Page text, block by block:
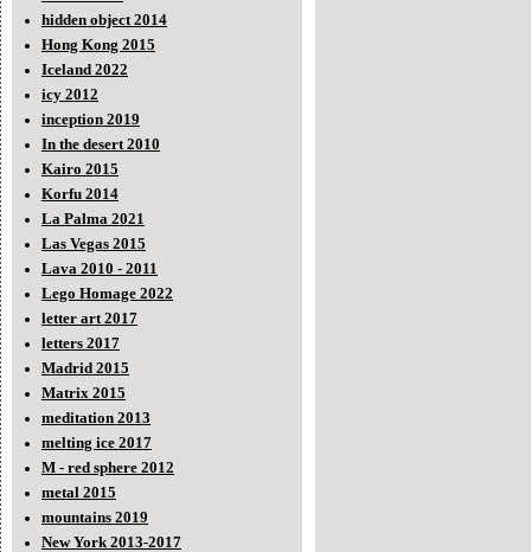
hidden object 2014
Hong Kong 2015
Iceland 2022
icy 2012
inception 2019
In the desert 2010
Kairo 2015
Korfu 2014
La Palma 2021
Las Vegas 2015
Lava 2010 - 2011
Lego Homage 2022
letter art 2017
letters 2017
Madrid 2015
Matrix 2015
meditation 2013
melting ice 2017
M - red sphere 2012
metal 2015
mountains 2019
New York 2013-2017